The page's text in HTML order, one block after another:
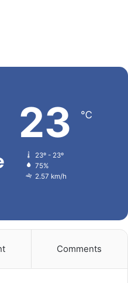
23 ℃
23º - 23º
75%
2.57 km/h
Comments